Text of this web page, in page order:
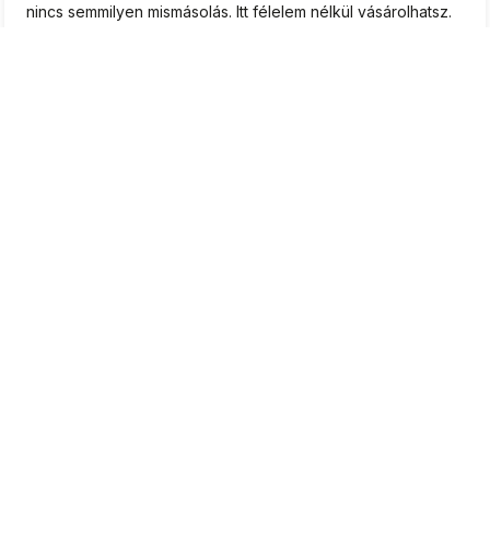
nincs semmilyen mismásolás. Itt félelem nélkül vásárolhatsz.